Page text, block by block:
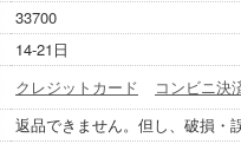
33700
14-21日
クレジットカード コンビニ決
返品できません。但し、破損・